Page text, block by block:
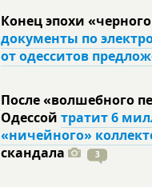
Конец эпохи
документы по
от одесситов
После «волшебного
Одессой тратит 6
«ничейного»
скандала
3